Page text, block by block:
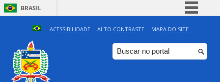
BRASIL
Simplifique!
Comunica BR
Participe
ACESSIBILIDADE ALTO CONTRASTE MAPA DO SITE